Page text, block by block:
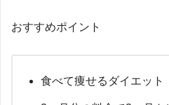
おすすめポイント
食べて痩せるダイエット